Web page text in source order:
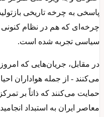
پاسخی به چرخه تاریخی
چرخه‌ای که هم در نظام
سیاسی تجربه شده است.
در مقابل، جریان‌هایی که
می‌کنند - از جمله هواداران
حمایت می‌کنند که ذاتاً بر
معاصر ایران به استبداد